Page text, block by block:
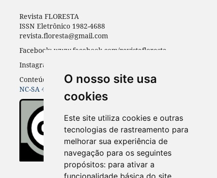
O nosso site usa
cookies
Este site utiliza cookies e outras
tecnologias de rastreamento para
melhorar sua experiência de
navegação para os seguintes
propósitos: para ativar a
funcionalidade básica do site.
Revista FLORESTA
ISSN Eletrônico 1982-4688
revista.floresta@gmail.com
Facebook: www.facebook.com/revistafloresta
Instagran: revista_floresta
Conteúdos do periódico licenciados sob uma
NC-SA 4.0